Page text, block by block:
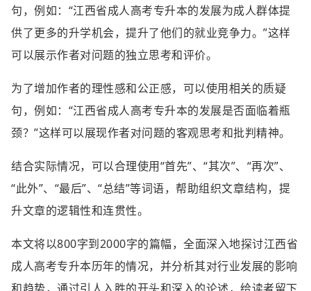
句，例如：“江西省成人高考专升本的发展为成人群体提
供了更多的升学机会，提升了他们的就业竞争力。”这样
可以展示作者对问题的独立思考和评价。
为了增加作者的理性感和公正感，可以使用相关的质疑
句，例如：“江西省成人高考专升本的发展是否面临着瓶
颈？”这样可以展现作者对问题的客观思考和批判精神。
结合实际情况，可以合理使用“首先”、“其次”、“再次”、
“此外”、“最后”、“总结”等词语，帮助组织文章结构，提
升文章的逻辑性和连贯性。
本文将以800字到2000字的篇幅，全面深入地探讨江西省
成人高考专升本历年的情况，并分析其对行业发展的影响